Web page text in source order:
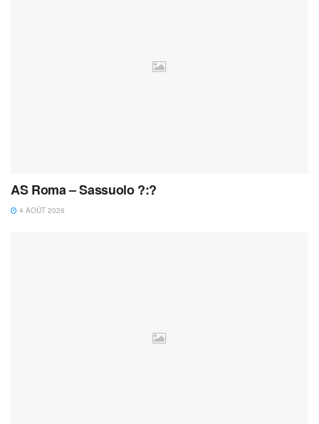
AS Roma – Sassuolo ?:?
4 AOÛT 2026